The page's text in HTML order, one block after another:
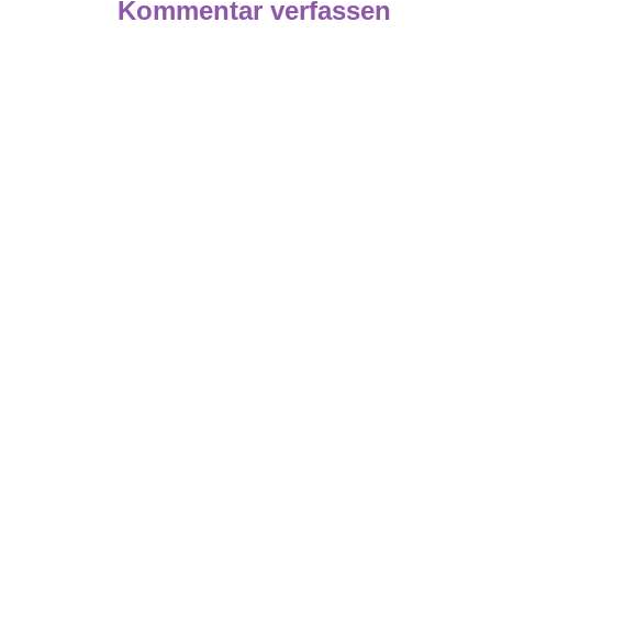
Kommentar verfassen